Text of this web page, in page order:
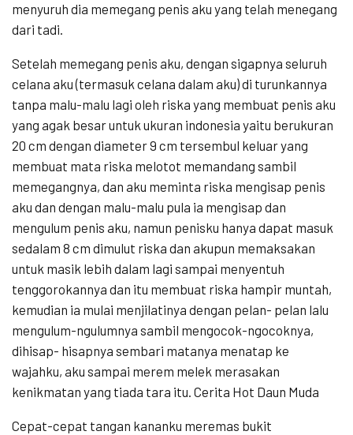
menyuruh dia memegang penis aku yang telah menegang
dari tadi.
Setelah memegang penis aku, dengan sigapnya seluruh
celana aku (termasuk celana dalam aku) di turunkannya
tanpa malu-malu lagi oleh riska yang membuat penis aku
yang agak besar untuk ukuran indonesia yaitu berukuran
20 cm dengan diameter 9 cm tersembul keluar yang
membuat mata riska melotot memandang sambil
memegangnya, dan aku meminta riska mengisap penis
aku dan dengan malu-malu pula ia mengisap dan
mengulum penis aku, namun penisku hanya dapat masuk
sedalam 8 cm dimulut riska dan akupun memaksakan
untuk masik lebih dalam lagi sampai menyentuh
tenggorokannya dan itu membuat riska hampir muntah,
kemudian ia mulai menjilatinya dengan pelan- pelan lalu
mengulum-ngulumnya sambil mengocok-ngocoknya,
dihisap- hisapnya sembari matanya menatap ke
wajahku, aku sampai merem melek merasakan
kenikmatan yang tiada tara itu. Cerita Hot Daun Muda
Cepat-cepat tangan kananku meremas bukit